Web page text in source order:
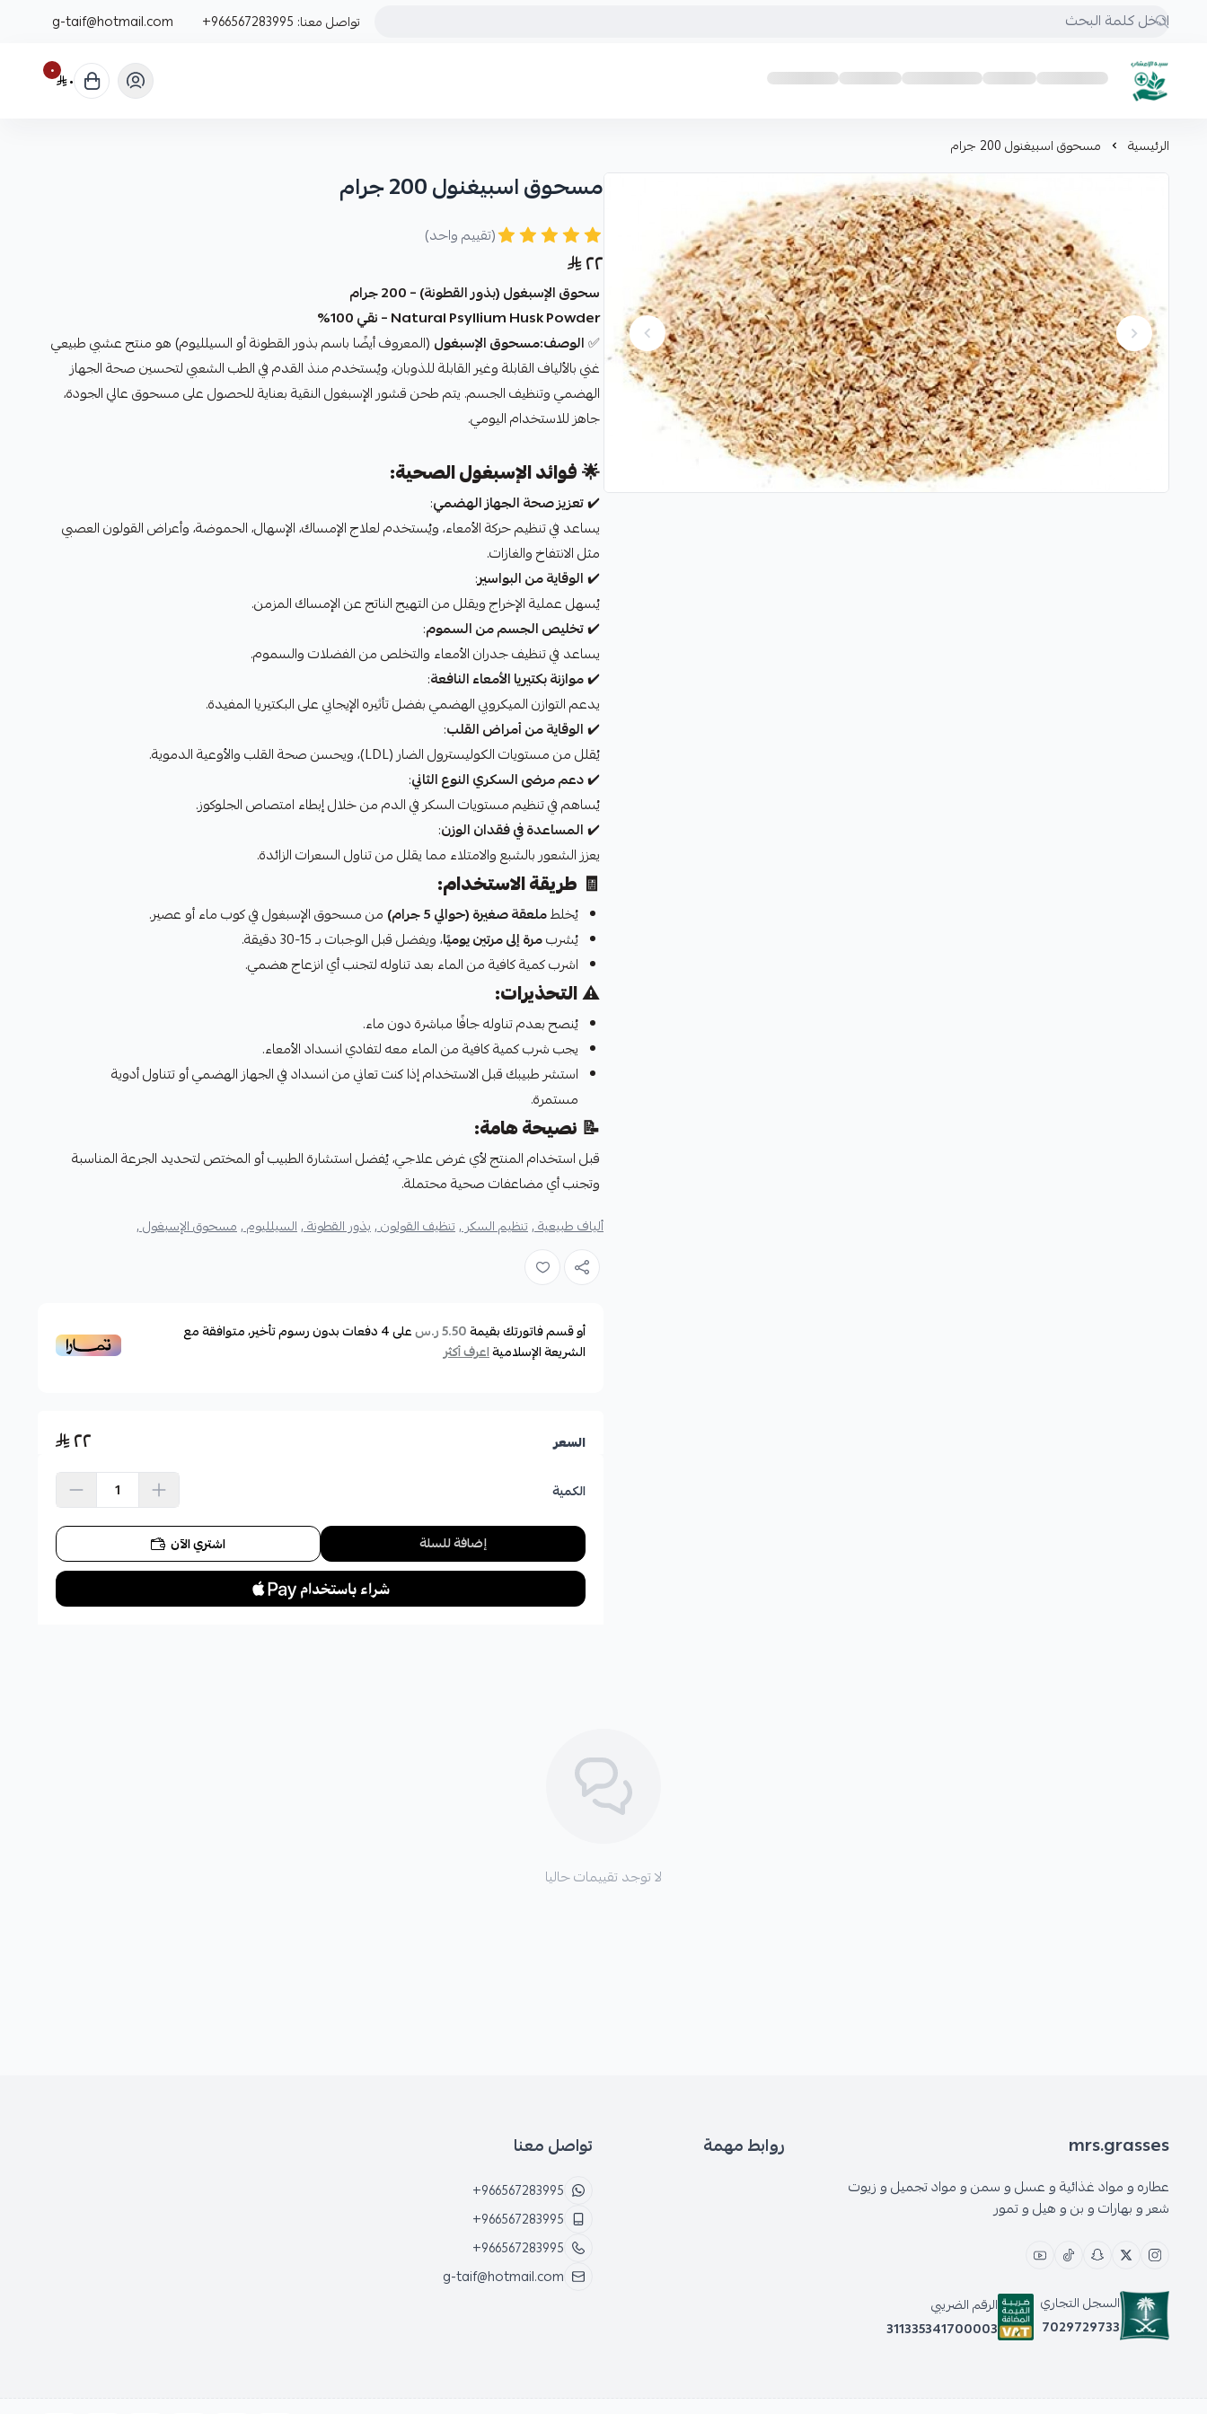
تواصل معنا: +966567283995
g-taif@hotmail.com
mrs.grasses
٠ ٠
الرئيسية مسحوق اسبيغنول 200 جرام
مسحوق اسبيغنول 200 جرام
(تقييم واحد)
٢٢
سحوق الإسبغول (بذور القطونة) – 200 جرام
Natural Psyllium Husk Powder – نقي 100%
✅الوصف:مسحوق الإسبغول (المعروف أيضًا باسم بذور القطونة أو السيلليوم) هو منتج عشبي طبيعي
غني بالألياف القابلة وغير القابلة للذوبان، ويُستخدم منذ القدم في الطب الشعبي لتحسين صحة الجهاز
الهضمي وتنظيف الجسم. يتم طحن قشور الإسبغول النقية بعناية للحصول على مسحوق عالي الجودة،
جاهز للاستخدام اليومي.
🌟فوائد الإسبغول الصحية:
✔️تعزيز صحة الجهاز الهضمي:
يساعد في تنظيم حركة الأمعاء، ويُستخدم لعلاج الإمساك، الإسهال، الحموضة، وأعراض القولون العصبي
مثل الانتفاخ والغازات.
✔️الوقاية من البواسير:
يُسهل عملية الإخراج ويقلل من التهيج الناتج عن الإمساك المزمن.
✔️تخليص الجسم من السموم:
يساعد في تنظيف جدران الأمعاء والتخلص من الفضلات والسموم.
✔️موازنة بكتيريا الأمعاء النافعة:
يدعم التوازن الميكروبي الهضمي بفضل تأثيره الإيجابي على البكتيريا المفيدة.
✔️الوقاية من أمراض القلب:
يُقلل من مستويات الكوليسترول الضار (LDL)، ويحسن صحة القلب والأوعية الدموية.
✔️دعم مرضى السكري النوع الثاني:
يُساهم في تنظيم مستويات السكر في الدم من خلال إبطاء امتصاص الجلوكوز.
✔️المساعدة في فقدان الوزن:
يعزز الشعور بالشبع والامتلاء مما يقلل من تناول السعرات الزائدة.
🧾 طريقة الاستخدام:
يُخلطملعقة صغيرة (حوالي 5 جرام)
من مسحوق الإسبغول في كوب ماء أو عصير.
يُشربمرة إلى مرتين يوميًا، ويفضل قبل الوجبات بـ 15-30 دقيقة.
اشرب كمية كافية من الماء بعد تناوله لتجنب أي انزعاج هضمي.
⚠️التحذيرات:
يُنصح بعدم تناوله جافًا مباشرة دون ماء.
يجب شرب كمية كافية من الماء معه لتفادي انسداد الأمعاء.
استشر طبيبك قبل الاستخدام إذا كنت تعاني من انسداد في الجهاز الهضمي أو تتناول أدوية
مستمرة.
📝 نصيحة هامة:
قبل استخدام المنتج لأي غرض علاجي، يُفضل استشارة الطبيب أو المختص لتحديد الجرعة المناسبة
وتجنب أي مضاعفات صحية محتملة.
ألياف طبيعية ,تنظيم السكر ,تنظيف القولون ,بذور القطونة ,السيلليوم ,مسحوق الإسبغول ,
أو قسم فاتورتك بقيمة5.50 ر.س على4دفعات بدون رسوم تأخير، متوافقة مع
الشريعة الإسلاميةاعرف أكثر
السعر ٢٢
الكمية
إضافة للسلة اشتري الآن
لا توجد تقييمات حاليا
mrs.grasses
عطاره و مواد غذائية و عسل و سمن و مواد تجميل و زيوت
شعر و بهارات و بن و هيل و تمور
السجل التجاري
7029729733
الرقم الضريبي
311335341700003
روابط مهمة تواصل معنا
+966567283995
+966567283995
+966567283995
g-taif@hotmail.com